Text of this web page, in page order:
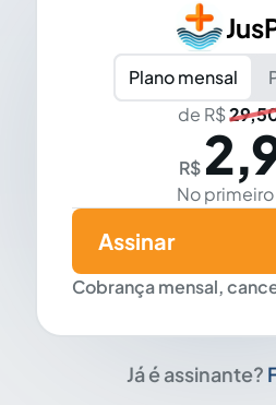
Plano mensal
de R$
R$
No
Cobrança mensal,
Assinar
Já é assinante?